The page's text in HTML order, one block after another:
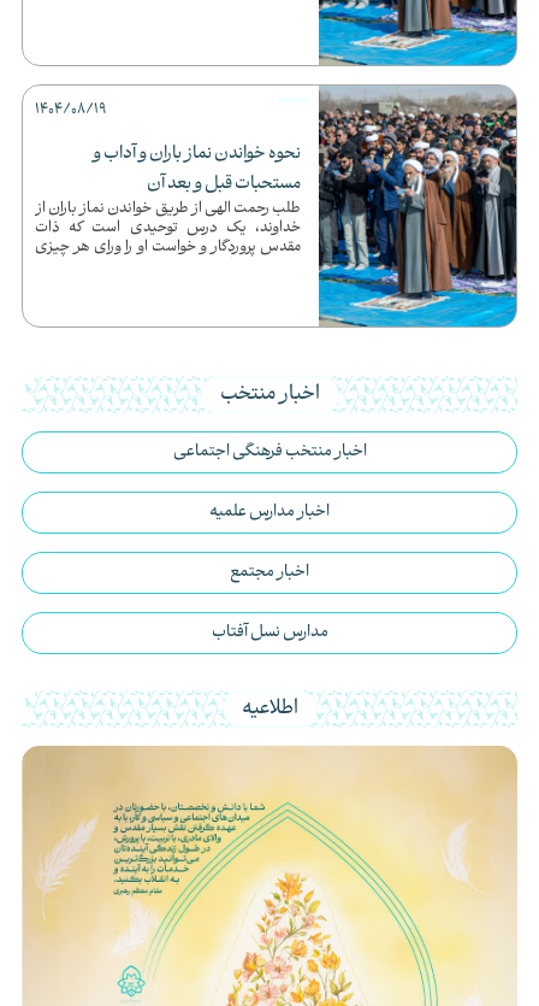
نحوه خواندن نماز باران و آداب و
مستحبات قبل و بعد آن
طلب رحمت الهی از طریق خواندن نماز باران از
خداوند، یک درس توحیدی است که ذات
مقدس پروردگار و خواست او را ورای هر چیزی
1404/08/19
اخبار منتخب
اخبار منتخب فرهنگی اجتماعی
اخبار مدارس علمیه
اخبار مجتمع
مدارس نسل آفتاب
اطلاعیه